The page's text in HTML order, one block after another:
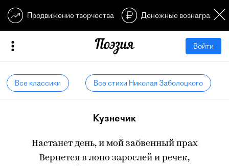
Продвижение творчества Денежные
Войти
Все классики Все стихи Николая Заболоцкого
Кузнечик
Настанет день, и мой забвенный прах
Вернется в лоно зарослей и речек,